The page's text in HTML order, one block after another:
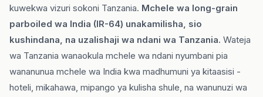
kuwekwa vizuri sokoni Tanzania. Mchele wa long-grain
parboiled wa India (IR-64) unakamilisha, sio
kushindana, na uzalishaji wa ndani wa Tanzania. Wateja
wa Tanzania wanaokula mchele wa ndani nyumbani pia
wananunua mchele wa India kwa madhumuni ya kitaasisi -
hoteli, mikahawa, mipango ya kulisha shule, na wanunuzi wa